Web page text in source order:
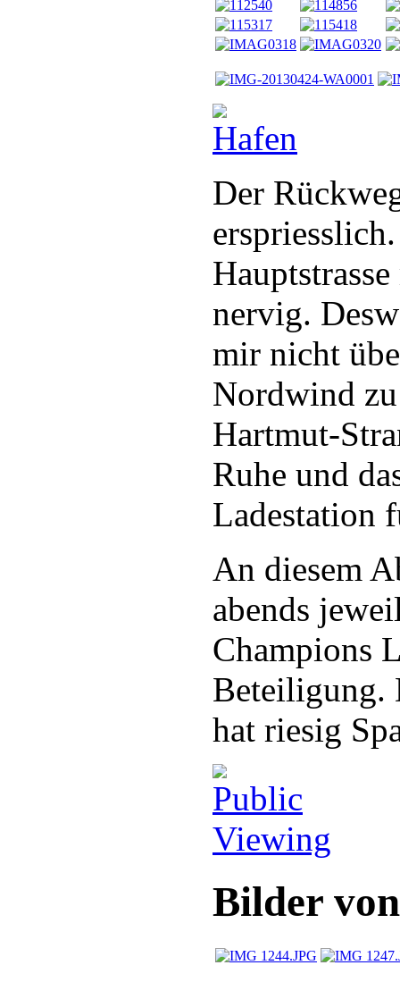
Der
nervig.
mir nicht
Nordwind
Hartmut-
Ruhe und
Ladestation
An diesem
abends
Champions
Beteiligung.
hat riesig
Bilder